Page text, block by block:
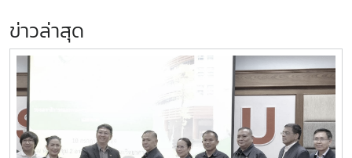
ข่าวล่าสุด